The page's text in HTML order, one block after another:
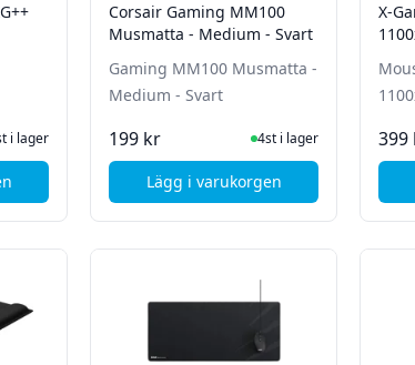
i lager
Mousepad XG++ 1100x450mm
Corsair Gaming MM100
Musmatta - Medium - Svart
Gaming MM100 Musmatta -
Medium - Svart
199 kr I Lager4st i lager
Lägg i varukorgen, Corsair Gaming MM100
X-
399